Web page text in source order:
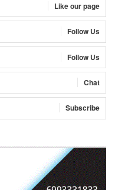
Like our page
Follow Us
Follow Us
Chat
Subscribe